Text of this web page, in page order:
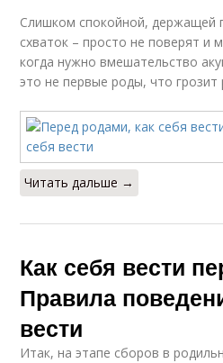
Слишком спокойной, держащей
схваток – просто не поверят и
когда нужно вмешательство
это не первые роды, что грозит
Читать дальше →
Как себя вести
Правила
вести
Итак, на этапе сборов в